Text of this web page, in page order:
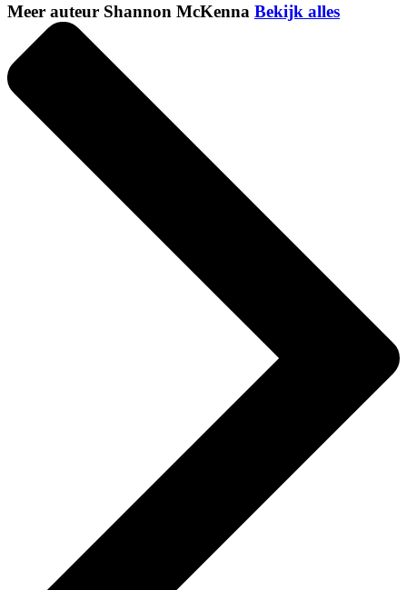
Meer auteur Shannon McKenna Bekijk alles